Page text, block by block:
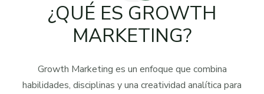
¿QUÉ ES GROWTH
MARKETING?
Growth Marketing es un enfoque que combina
habilidades, disciplinas y una creatividad analítica para